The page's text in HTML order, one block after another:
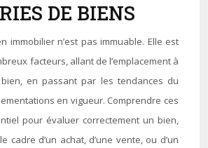
DE BIENS
immobilier n’est pas immuable. Elle est
facteurs, allant de l’emplacement à
en passant par les tendances du
en vigueur. Comprendre ces
pour évaluer correctement un bien,
cadre d’un achat, d’une vente, ou d’un